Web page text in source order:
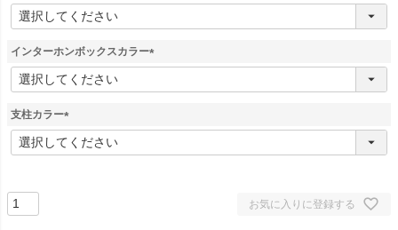
(
必
)
インターホンボックスカラー
(
支柱カラー
(
必
お気に入りに登録する